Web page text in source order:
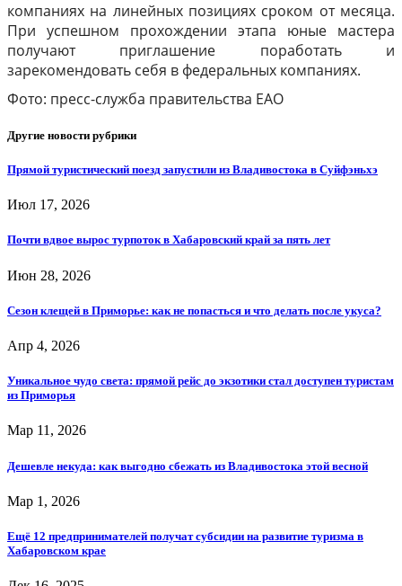
компаниях на линейных позициях сроком от месяца.
При успешном прохождении этапа юные мастера
получают приглашение поработать и
зарекомендовать себя в федеральных компаниях.
Фото: пресс-служба правительства ЕАО
Другие новости рубрики
Прямой туристический поезд запустили из Владивостока в Суйфэньхэ
Июл 17, 2026
Почти вдвое вырос турпоток в Хабаровский край за пять лет
Июн 28, 2026
Сезон клещей в Приморье: как не попасться и что делать после укуса?
Апр 4, 2026
Уникальное чудо света: прямой рейс до экзотики стал доступен туристам
из Приморья
Мар 11, 2026
Дешевле некуда: как выгодно сбежать из Владивостока этой весной
Мар 1, 2026
Ещё 12 предпринимателей получат субсидии на развитие туризма в
Хабаровском крае